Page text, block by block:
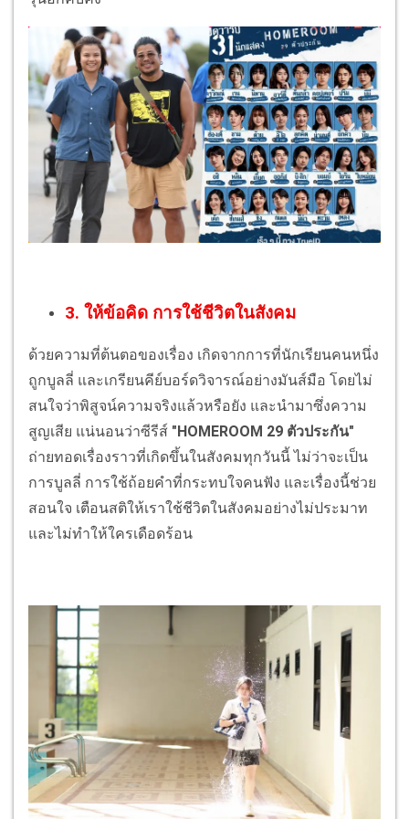
3. ให้ข้อคิด การใช้ชีวิตในสังคม
ด้วยความที่ต้นตอของเรื่อง เกิดจากการที่นักเรียนคนหนึ่ง
ถูกบูลลี่ และเกรียนคีย์บอร์ดวิจารณ์อย่างมันส์มือ โดยไม่
สนใจว่าพิสูจน์ความจริงแล้วหรือยัง และนำมาซึ่งความ
สูญเสีย แน่นอนว่าซีรีส์ "HOMEROOM 29 ตัวประกัน"
ถ่ายทอดเรื่องราวที่เกิดขึ้นในสังคมทุกวันนี้ ไม่ว่าจะเป็น
การบูลลี่ การใช้ถ้อยคำที่กระทบใจคนฟัง และเรื่องนี้ช่วย
สอนใจ เตือนสติให้เราใช้ชีวิตในสังคมอย่างไม่ประมาท
และไม่ทำให้ใครเดือดร้อน